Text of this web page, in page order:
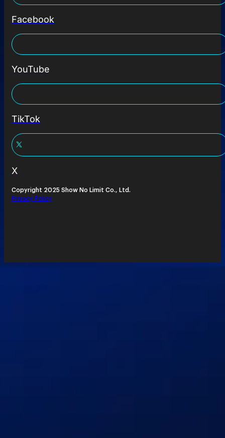
Facebook
YouTube
TikTok
X
Copyright 2025 Show No Limit Co., Ltd.
Privacy Policy